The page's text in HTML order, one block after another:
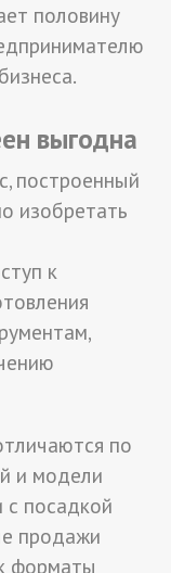
половину
выгодна
построенный
изобретать
к
по
и модели
с посадкой
продажи
форматы